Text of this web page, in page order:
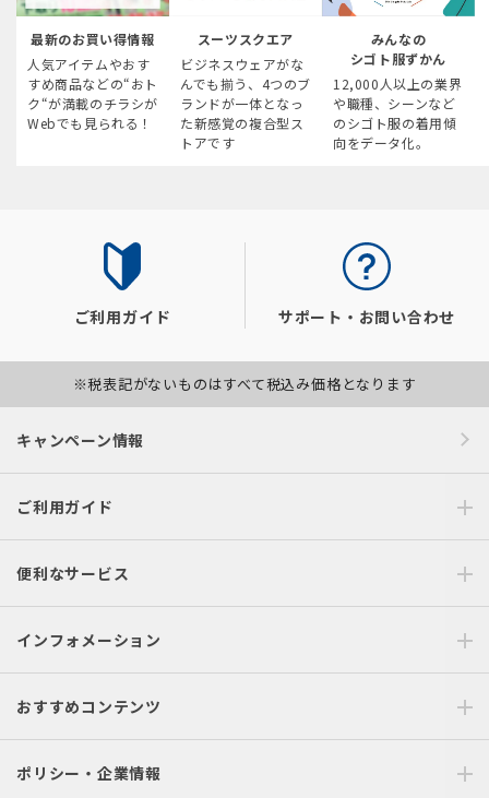
最新のお買い得情報
人気アイテムやおす
すめ商品などの“おト
ク“が満載のチラシが
Webでも見られる！
スーツスクエア
ビジネスウェアがな
んでも揃う、4つのブ
ランドが一体となっ
た新感覚の複合型ス
トアです
みんなの
シゴト服ずかん
12,000人以上の業界
や職種、シーンなど
のシゴト服の着用傾
向をデータ化。
ご利用ガイド サポート・お問い合わせ
※税表記がないものはすべて税込み価格となります
キャンペーン情報
ご利用ガイド
便利なサービス
インフォメーション
おすすめコンテンツ
ポリシー・企業情報